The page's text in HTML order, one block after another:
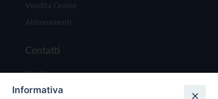
Vendita Online
Abbonamenti
Contatti
Chi Siamo
Redazione
Informativa